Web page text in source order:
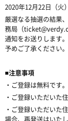
2020年12月22日（火
厳選なる抽選の結果
務局（
通知をお送りします
予めご了承ください。
■注意事項
・ご登録は無料です。
・ご登録いただいた
・ご登録いただいた
場合、再発送はいた